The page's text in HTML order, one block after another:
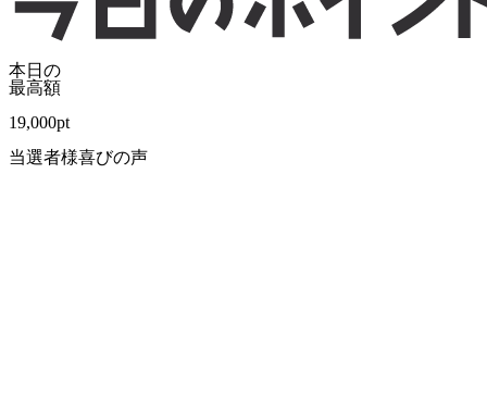
本日の
最高額
19,000pt
当選者様喜びの声